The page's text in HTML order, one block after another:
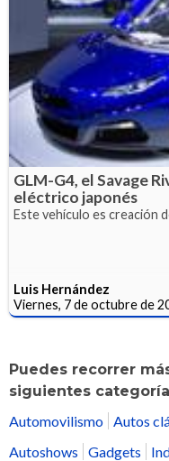
GLM-G4, el Savage
eléctrico japonés
Este vehículo es creación
Luis Hernández
Viernes, 7 de octubre de
Puedes recorrer
siguientes
Automovilismo Autos
Autoshows
Gadgets